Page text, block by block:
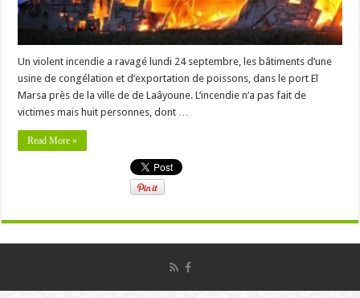
Un violent incendie a ravagé lundi 24 septembre, les bâtiments d’une
usine de congélation et d’exportation de poissons, dans le port El
Marsa près de la ville de de Laâyoune. L’incendie n’a pas fait de
victimes mais huit personnes, dont …
Read More »